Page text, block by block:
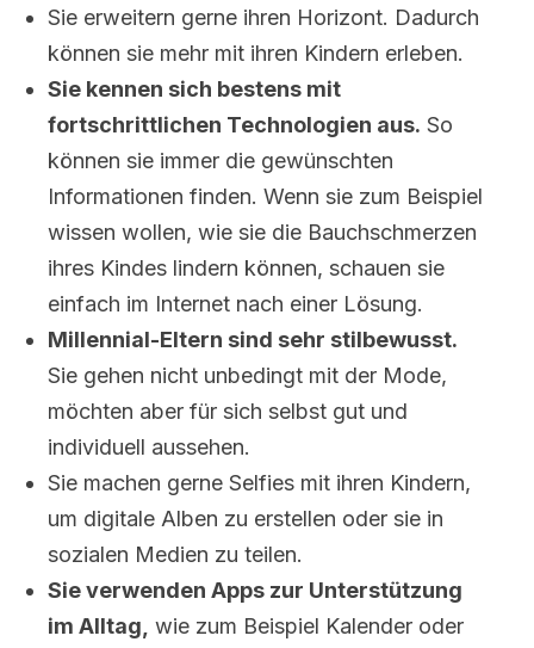
Sie erweitern gerne ihren Horizont. Dadurch
können sie mehr mit ihren Kindern erleben.
Sie kennen sich bestens mit
fortschrittlichen Technologien aus. So
können sie immer die gewünschten
Informationen finden. Wenn sie zum Beispiel
wissen wollen, wie sie die Bauchschmerzen
ihres Kindes lindern können, schauen sie
einfach im Internet nach einer Lösung.
Millennial-Eltern sind sehr stilbewusst.
Sie gehen nicht unbedingt mit der Mode,
möchten aber für sich selbst gut und
individuell aussehen.
Sie machen gerne Selfies mit ihren Kindern,
um digitale Alben zu erstellen oder sie in
sozialen Medien zu teilen.
Sie verwenden Apps zur Unterstützung
im Alltag, wie zum Beispiel Kalender oder